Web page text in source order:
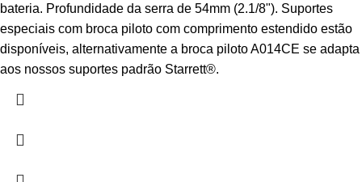
bateria. Profundidade da serra de 54mm (2.1/8"). Suportes
especiais com broca piloto com comprimento estendido estão
disponíveis, alternativamente a broca piloto A014CE se adapta
aos nossos suportes padrão Starrett®.